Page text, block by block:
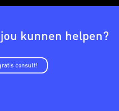
kunnen helpen?
consult!